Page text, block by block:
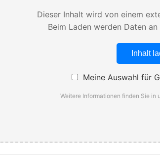
Dieser Inhalt wird von einem
Beim Laden werden Daten
Inhalt
Meine Auswahl für
Weitere Informationen finden Sie in